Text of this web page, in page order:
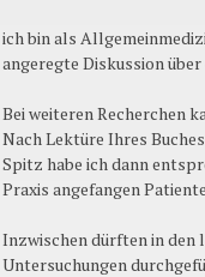
ich bin als
angeregte Diskussion
Bei weiteren Recherchen
Nach Lektüre Ihres
Spitz habe ich dann
Praxis angefangen
Inzwischen dürften in den
Untersuchungen